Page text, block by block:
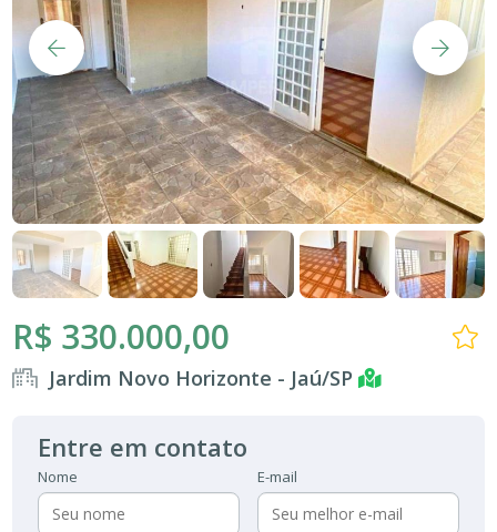
R$ 330.000,00
Jardim Novo Horizonte - Jaú/SP
Entre em contato
Nome E-mail